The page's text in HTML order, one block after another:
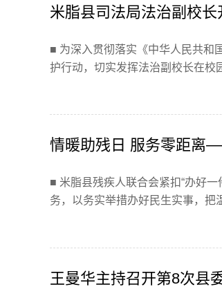
米脂县司法局法治副校
■ 为深入贯彻落实《中华人民共和
护行动，切实发挥法治副校长在校
情暖助残日 服务零距离
■ 米脂县残疾人联合会紧扣“办好
务，以务实举措办好民生实事，把
王曼华主持召开第8次县